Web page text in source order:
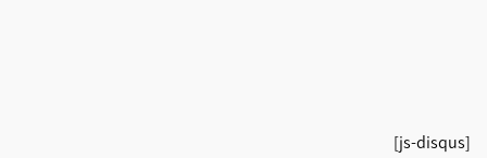
[js-disqus]